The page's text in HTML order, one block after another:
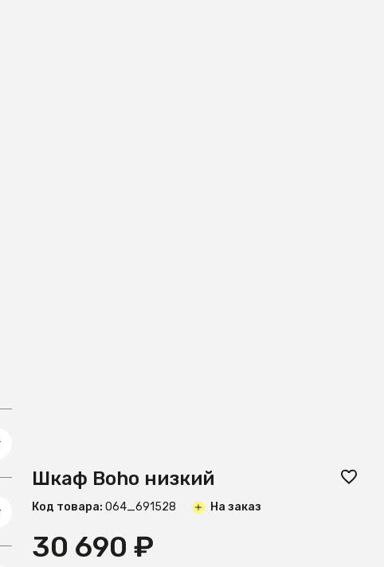
Шкаф Boho низкий
Код товара: O64_691528 На заказ
30 690 ₽